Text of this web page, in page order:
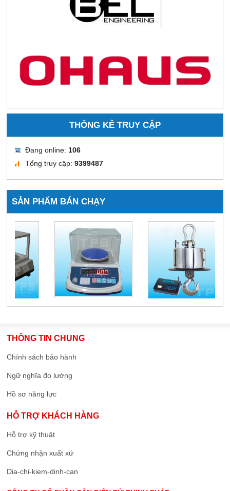
THỐNG KÊ TRUY CẬP
Đang online: 106
Tổng truy cập:9399487
SẢN PHẨM BÁN CHẠY
THÔNG TIN CHUNG
Chính sách bảo hành
Ngữ nghĩa đo lường
Hồ sơ năng lực
HỖ TRỢ KHÁCH HÀNG
Hỗ trợ kỹ thuật
Chứng nhận xuất xứ
Dia-chi-kiem-dinh-can